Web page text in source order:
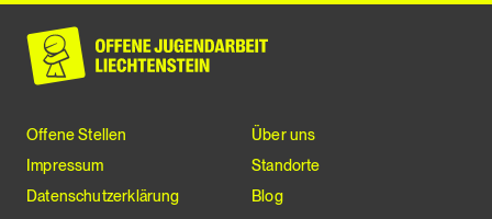
Über uns
Standorte
Blog
Offene Stellen
Impressum
Datenschutzerklärung